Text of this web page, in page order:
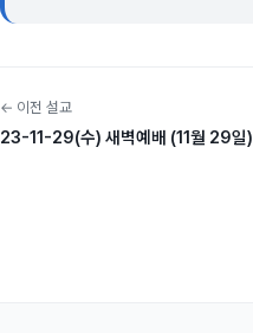
← 이전 설교
23-11-29(수) 새벽예배 (11월 29일)